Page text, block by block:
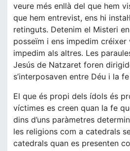
veure més enllà del que hem
que hem entrevist, ens hi
retinguts. Detenim el Misteri
posseïm i ens impedim
impedim als altres. Les
Jesús de Natzaret foren
s’interposaven entre Déu i la
El que és propi dels ídols és
víctimes es creen quan la fe
dins d’uns paràmetres
les religions com a catedrals
catedrals quan es presenten